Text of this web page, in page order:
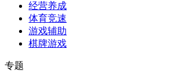
经营养成
体育竞速
游戏辅助
棋牌游戏
专题